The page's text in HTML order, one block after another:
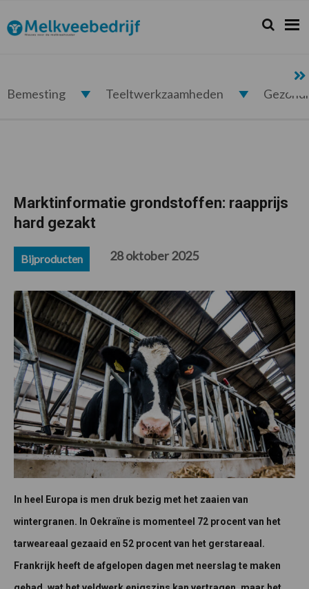
de
hoofdnavigatie
de
hoofd
de
eerste
de
voettekst
Melkveebedrijf.nl Zoeken...
Zoek
Bemesting Teeltwerkzaamheden
Marktinformatie grondstoffen: raapprijs
hard gezakt
Bijproducten 28 oktober 2025
In heel Europa is men druk bezig met het zaaien van
wintergranen. In Oekraïne is momenteel 72 procent van het
tarweareaal gezaaid en 52 procent van het gerstareaal.
Frankrijk heeft de afgelopen dagen met neerslag te maken